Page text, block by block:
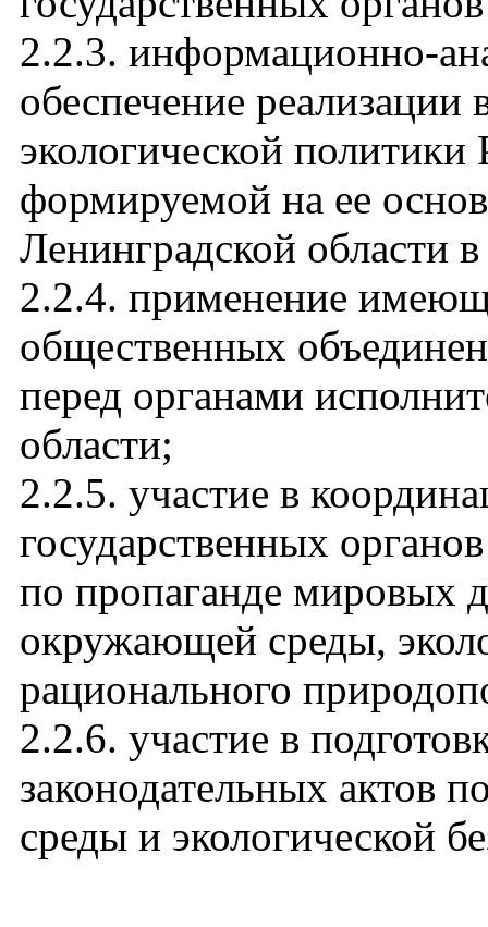
2.2.3. информационно-
обеспечение реализации
экологической
формируемой на ее
Ленинградской области
2.2.4. применение
общественных
перед органами
области;
2.2.5. участие в
государственных
по пропаганде мировых
окружающей среды,
рационального
2.2.6. участие в
законодательных актов
среды и экологической